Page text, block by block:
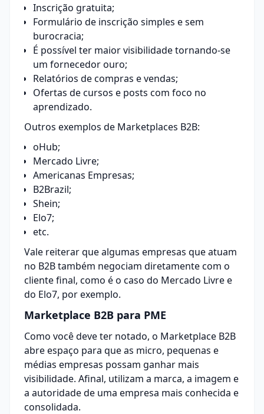
Inscrição gratuita;
Formulário de inscrição simples e sem
burocracia;
É possível ter maior visibilidade tornando-se
um fornecedor ouro;
Relatórios de compras e vendas;
Ofertas de cursos e posts com foco no
aprendizado.
Outros exemplos de Marketplaces B2B:
oHub;
Mercado Livre;
Americanas Empresas;
B2Brazil;
Shein;
Elo7;
etc.
Vale reiterar que algumas empresas que atuam
no B2B também negociam diretamente com o
cliente final, como é o caso do Mercado Livre e
do Elo7, por exemplo.
Marketplace B2B para PME
Como você deve ter notado, o Marketplace B2B
abre espaço para que as micro, pequenas e
médias empresas possam ganhar mais
visibilidade. Afinal, utilizam a marca, a imagem e
a autoridade de uma empresa mais conhecida e
consolidada.